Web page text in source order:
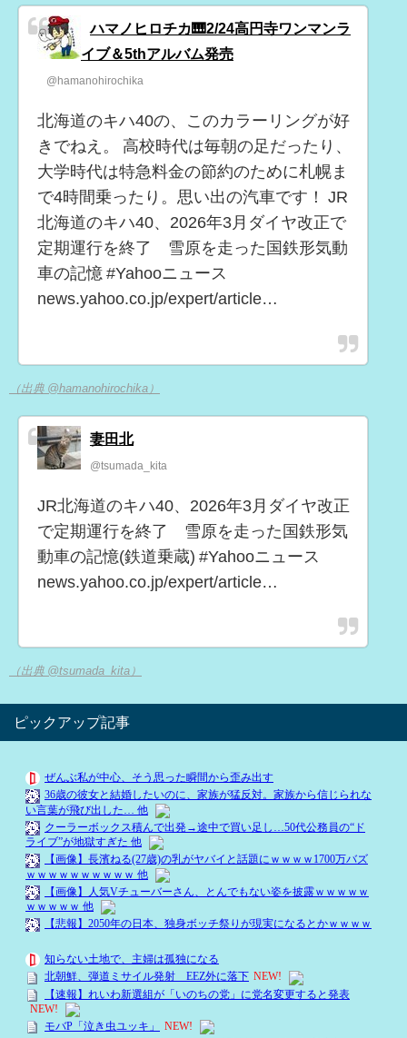
ハマノヒロチカ🎹2/24高円寺ワンマンラ
イブ＆5thアルバム発売
@hamanohirochika
北海道のキハ40の、このカラーリングが好
きでねえ。 高校時代は毎朝の足だったり、
大学時代は特急料金の節約のために札幌ま
で4時間乗ったり。思い出の汽車です！ JR
北海道のキハ40、2026年3月ダイヤ改正で
定期運行を終了 雪原を走った国鉄形気動
車の記憶 #Yahooニュース
news.yahoo.co.jp/expert/article…
（出典 @hamanohirochika）
妻田北
@tsumada_kita
JR北海道のキハ40、2026年3月ダイヤ改正
で定期運行を終了 雪原を走った国鉄形気
動車の記憶(鉄道乗蔵) #Yahooニュース
news.yahoo.co.jp/expert/article…
（出典 @tsumada_kita）
ピックアップ記事